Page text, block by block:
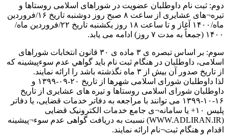
دوم: ثبت نام داوطلبان عضویت در شوراهای اسلامی روستاها و
تیره¬های عشایری از ساعت ۸ صبح روز دوشنبه تاریخ ۱۶/فروردین
ماه/۱۴۰۰ آغاز و تا ساعت ۱۸ روز یکشنبه تاریخ ۲۲/فروردین ماه/
۱۴۰۰ (جمعاً به مدت ۷ روز) ادامه می یابد.
سوم: بر اساس تبصره ی ۳ ماده ی ۳۰ قانون انتخابات شوراهای
اسلامی، داوطلبان در هنگام ثبت نام باید گواهي عدم سوءپيشينه که
از تاریخ صدور آن بیش از ۳ ماه نگذشته باشد را ارائه نمایند.
لذا داوطلبان شورای اسلامی شهرها از تاریخ ۲۰-۰۹-۱۳۹۹ و
داوطلبان شورای اسلامی روستاها و تیره های عشایری از تاریخ
۱۶-۱۰-۱۳۹۹ می توانند با مراجعه به دفاتر خدمات قضایی، یا دفاتر
پلیس ۱۰+ یا سامانه¬ی جامع خدمات الکترونیک قضایی
(WWW.ADLIRAN.IR) نسبت به دریافت گواهی عدم سوء¬پیشینه
اقدام و هنگام ثبت¬نام ارائه نمایند.